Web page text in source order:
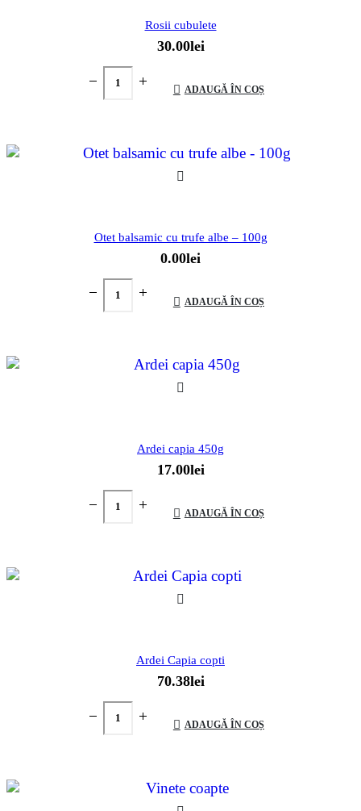
Rosii cubulete
30.00lei
ADAUGĂ ÎN COȘ
Otet balsamic cu trufe albe – 100g
0.00lei
ADAUGĂ ÎN COȘ
Ardei capia 450g
17.00lei
ADAUGĂ ÎN COȘ
Ardei Capia copti
70.38lei
ADAUGĂ ÎN COȘ